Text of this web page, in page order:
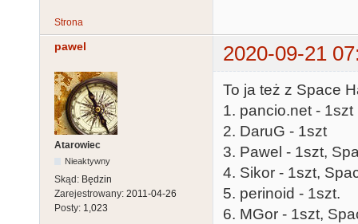
Strona
pawel 2020-09-21
Atarowiec
Nieaktywny
Skąd: Będzin
Zarejestrowany: 2011-04-26
Posty: 1,023
To ja też z Space
1. pancio.net - 1szt
2. DaruG - 1szt
3. Pawel - 1szt,
4. Sikor - 1szt,
5. perinoid - 1szt.
6. MGor - 1szt,